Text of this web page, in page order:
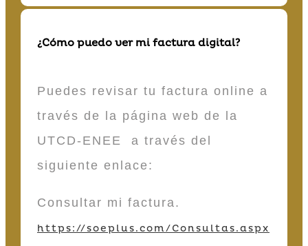
¿Cómo puedo ver mi factura digital?
Puedes revisar tu factura online a
través de la página web de la
UTCD-ENEE a través del
siguiente enlace:
Consultar mi factura.
https://soeplus.com/Consultas.aspx